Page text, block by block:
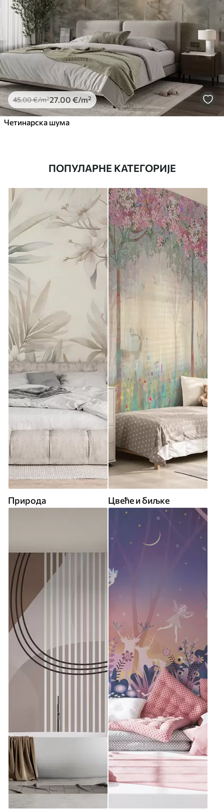
45.00€/m²27 .00 €/m²
Четинарска шума
ПОПУЛАРНЕ КАТЕГОРИЈЕ
Природа Цвеће и биљке